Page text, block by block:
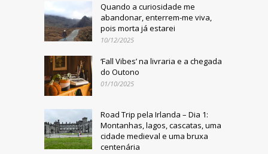
Quando a curiosidade me
abandonar, enterrem-me viva,
pois morta já estarei
10/12/2025
‘Fall Vibes’ na livraria e a chegada
do Outono
01/10/2025
Road Trip pela Irlanda – Dia 1:
Montanhas, lagos, cascatas, uma
cidade medieval e uma bruxa
centenária